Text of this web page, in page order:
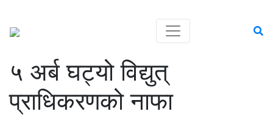
५ अर्ब घट्यो विद्युत्
प्राधिकरणको नाफा